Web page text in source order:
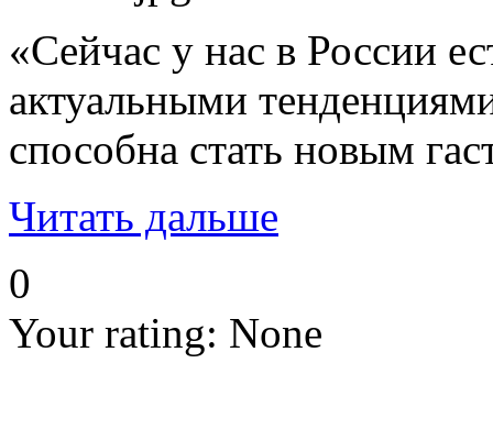
«Сейчас у нас в России
актуальными
способна стать новым
Читать дальше
0
Your rating: None